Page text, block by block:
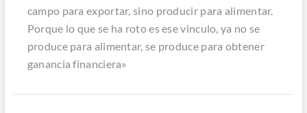
campo para exportar, sino producir para alimentar.
Porque lo que se ha roto es ese vinculo, ya no se
produce para alimentar, se produce para obtener
ganancia financiera»